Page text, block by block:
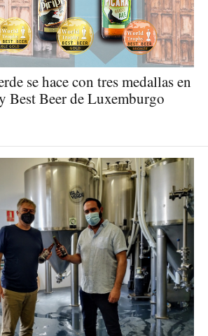
se hace con tres medallas en
Best Beer de Luxemburgo